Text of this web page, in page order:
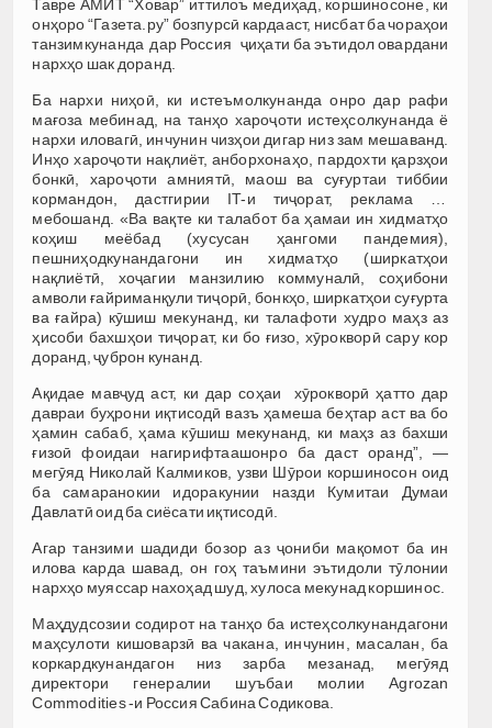
Тавре АМИТ “Ховар” иттилоъ медиҳад, коршиносоне, ки
онҳоро “Газета.ру” бозпурсӣ кардааст, нисбат ба чораҳои
танзимкунанда дар Россия ҷиҳати ба эътидол овардани
нархҳо шак доранд.
Ба нархи ниҳоӣ, ки истеъмолкунанда онро дар рафи
мағоза мебинад, на танҳо хароҷоти истеҳсолкунанда ё
нархи иловагӣ, инчунин чизҳои дигар низ зам мешаванд.
Инҳо хароҷоти нақлиёт, анборхонаҳо, пардохти қарзҳои
бонкӣ, хароҷоти амниятӣ, маош ва суғуртаи тиббии
кормандон, дастгирии IT-и тиҷорат, реклама …
мебошанд. «Ва вақте ки талабот ба ҳамаи ин хидматҳо
коҳиш меёбад (хусусан ҳангоми пандемия),
пешниҳодкунандагони ин хидматҳо (ширкатҳои
нақлиётӣ, хоҷагии манзилию коммуналӣ, соҳибони
амволи ғайриманқули тиҷорӣ, бонкҳо, ширкатҳои суғурта
ва ғайра) кӯшиш мекунанд, ки талафоти худро маҳз аз
ҳисоби бахшҳои тиҷорат, ки бо ғизо, хӯрокворӣ сару кор
доранд, ҷуброн кунанд.
Ақидае мавҷуд аст, ки дар соҳаи хӯрокворӣ ҳатто дар
давраи буҳрони иқтисодӣ вазъ ҳамеша беҳтар аст ва бо
ҳамин сабаб, ҳама кӯшиш мекунанд, ки маҳз аз бахши
ғизоӣ фоидаи нагирифтаашонро ба даст оранд”, —
мегӯяд Николай Калмиков, узви Шӯрои коршиносон оид
ба самаранокии идоракунии назди Кумитаи Думаи
Давлатӣ оид ба сиёсати иқтисодӣ.
Агар танзими шадиди бозор аз ҷониби мақомот ба ин
илова карда шавад, он гоҳ таъмини эътидоли тӯлонии
нархҳо муяссар нахоҳад шуд, хулоса мекунад коршинос.
Маҳдудсозии содирот на танҳо ба истеҳсолкунандагони
маҳсулоти кишоварзӣ ва чакана, инчунин, масалан, ба
коркардкунандагон низ зарба мезанад, мегӯяд
директори генералии шуъбаи молии Agrozan
Commodities -и Россия Сабина Содикова.